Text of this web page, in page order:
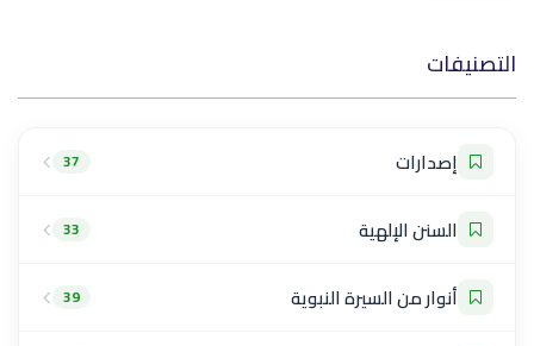
التصنيفات
إصدارات 37
السنن الإلهية 33
أنوار من السيرة النبوية 39